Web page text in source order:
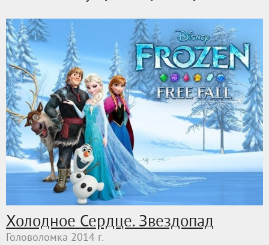
Холодное Сердце. Звездопад
Головоломка 2014 г.